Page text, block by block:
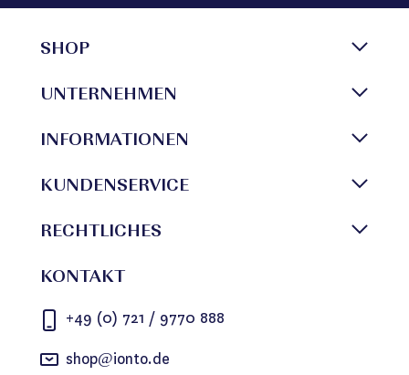
SHOP
UNTERNEHMEN
INFORMATIONEN
KUNDENSERVICE
RECHTLICHES
KONTAKT
+49 (0) 721 / 9770 888
shop@ionto.de